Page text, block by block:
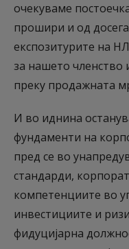
очекуваме
прошири и од
експозитурите на
за нашето членство
преку продажната
И во иднина
фундаменти на
пред се во
стандарди,
компетенциите во
инвестициите и
фидуцијарна